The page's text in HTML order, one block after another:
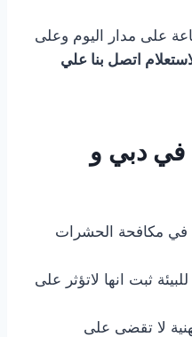
مفتوحة 24 ساعة على مدار اليوم وعلى
اتصل بنا علي
في دبي و
في مكافحة الحشرات
ثبت انها لاتؤثر على
لا تقضى على